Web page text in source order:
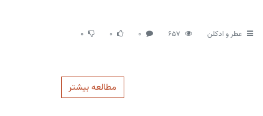
عطر و ادکلن 657
0
0
0
مطالعه بیشتر